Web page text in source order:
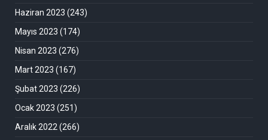
Haziran 2023 (243)
Mayıs 2023 (174)
Nisan 2023 (276)
Mart 2023 (167)
Şubat 2023 (226)
Ocak 2023 (251)
Aralık 2022 (266)